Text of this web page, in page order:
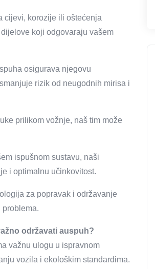
cijevi, korozije ili oštećenja
koji odgovaraju vašem
osigurava njegovu
rizik od neugodnih mirisa i
prilikom vožnje, naš tim može
ispušnom sustavu, naši
i optimalnu učinkovitost.
za popravak i održavanje
održavati auspuh?
važnu ulogu u ispravnom
vozila i ekološkim standardima.